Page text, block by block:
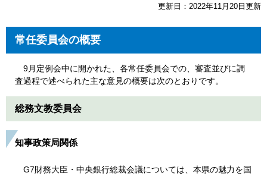
更新日：2022年11月20日更新
常任委員会の概要
9月定例会中に開かれた、各常任委員会での、審査並びに調
査過程で述べられた主な意見の概要は次のとおりです。
総務文教委員会
知事政策局関係
G7財務大臣・中央銀行総裁会議については、本県の魅力を国